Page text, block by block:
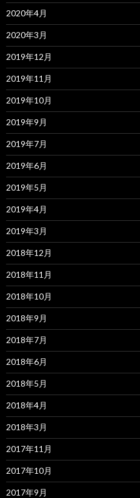
2020年4月
2020年3月
2019年12月
2019年11月
2019年10月
2019年9月
2019年7月
2019年6月
2019年5月
2019年4月
2019年3月
2018年12月
2018年11月
2018年10月
2018年9月
2018年7月
2018年6月
2018年5月
2018年4月
2018年3月
2017年11月
2017年10月
2017年9月